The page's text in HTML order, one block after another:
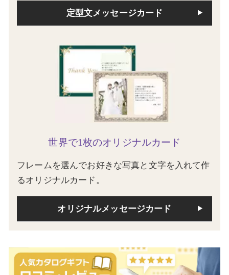
定型文メッセージカード
世界で1枚のオリジナルカード
フレームを選んでお好きな写真と文字を入れて作
るオリジナルカード。
オリジナルメッセージカード